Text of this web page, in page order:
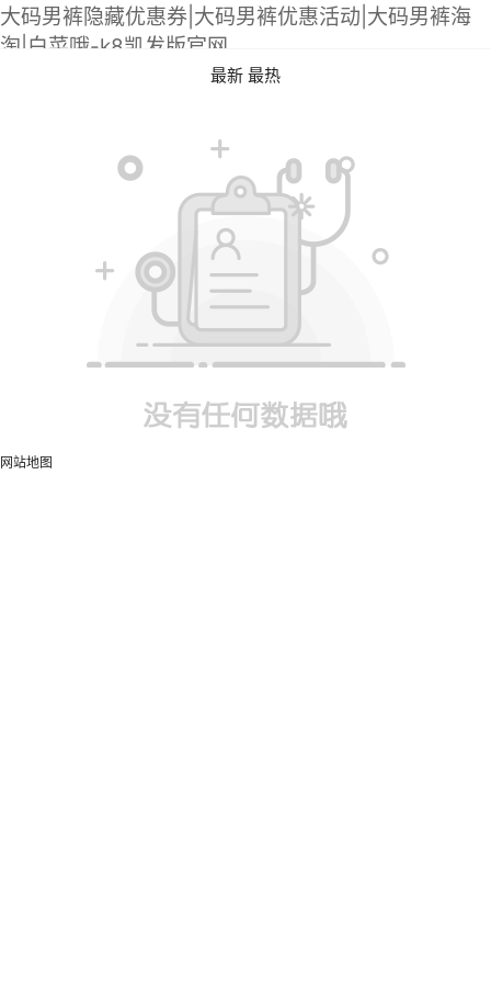
大码男裤隐藏优惠券|大码男裤优惠活动|大码男裤海
淘|白菜哦-k8凯发版官网
最新 最热
网站地图